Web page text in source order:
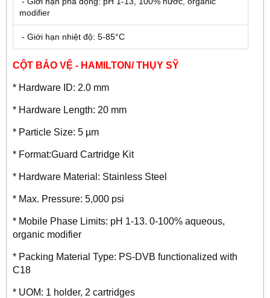
modifier
- Giới hạn nhiệt độ: 5-85°C
CỘT BẢO VỆ - HAMILTON/ THỤY SỸ
* Hardware ID: 2.0 mm
* Hardware Length: 20 mm
* Particle Size: 5 µm
* Format:Guard Cartridge Kit
* Hardware Material: Stainless Steel
* Max. Pressure: 5,000 psi
* Mobile Phase Limits: pH 1-13. 0-100% aqueous,
organic modifier
* Packing Material Type: PS-DVB functionalized with
C18
* UOM: 1 holder, 2 cartridges